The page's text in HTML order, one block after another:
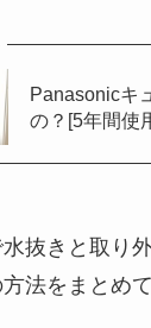
Panasonicキ
の？[5年間使
抜きと取り
法をまとめて